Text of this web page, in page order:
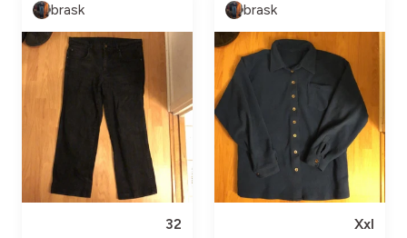
brask
32
brask
Xxl